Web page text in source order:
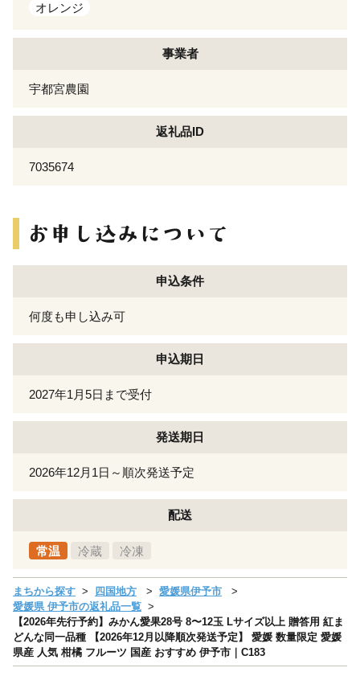
オレンジ
事業者
宇都宮農園
返礼品ID
7035674
申込条件
何度も申し込み可
申込期日
2027年1月5日まで受付
発送期日
2026年12月1日～順次発送予定
配送
常温 冷蔵 冷凍
まちから探す 四国地方
愛媛県伊予市
愛媛県 伊予市の返礼品一覧
【2026年先行予約】みかん愛果28号 8〜12玉 Lサイズ以上 贈答用 紅ま
どんな同一品種 【2026年12月以降順次発送予定】 愛媛 数量限定 愛媛
県産 人気 柑橘 フルーツ 国産 おすすめ 伊予市｜C183